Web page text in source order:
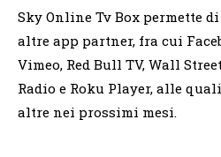
Sky Online Tv Box permette
altre app partner, fra cui
Vimeo, Red Bull TV, Wall
Radio e Roku Player, alle
altre nei prossimi mesi.